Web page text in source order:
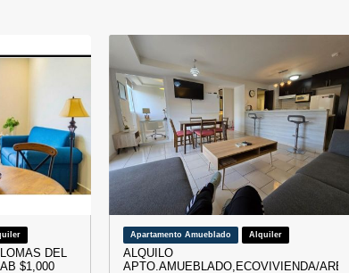
DEL
$1,000
Apartamento Amueblado Alquiler
ALQUILO
APTO.AMUEBLADO,ECOVIVIENDA/